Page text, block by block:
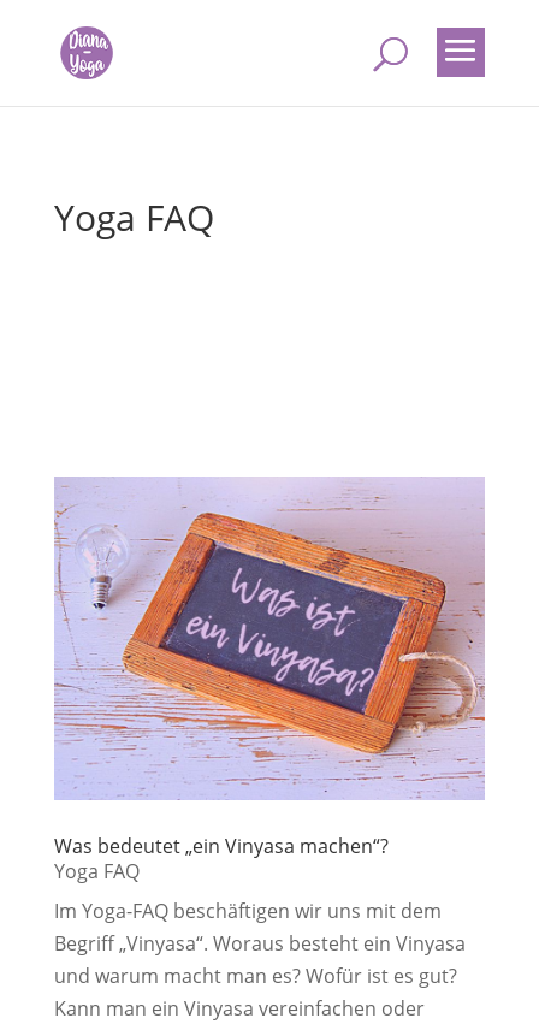
Yoga FAQ
Was bedeutet „ein Vinyasa machen“?
Yoga FAQ
Im Yoga-FAQ beschäftigen wir uns mit dem
Begriff „Vinyasa“. Woraus besteht ein Vinyasa
und warum macht man es? Wofür ist es gut?
Kann man ein Vinyasa vereinfachen oder